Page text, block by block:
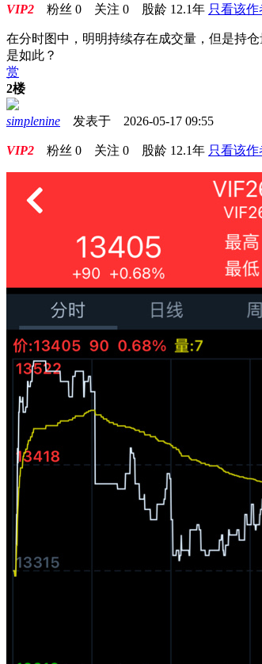
VIP2 粉丝 0 关注 0 股龄 12.1年 只看该作
在分时图中，明明持续存在成交量，但是持
是如此？
赏
2楼
simplenine 发表于 2026-05-17 09:55
VIP2 粉丝 0 关注 0 股龄 12.1年 只看该作